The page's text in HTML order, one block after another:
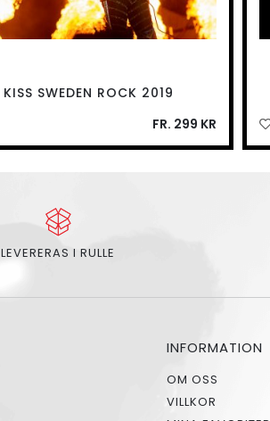
KISS SWEDEN ROCK 2019
FR. 299 KR
LEVERERAS I RULLE
INFORMATION
OM OSS
VILLKOR